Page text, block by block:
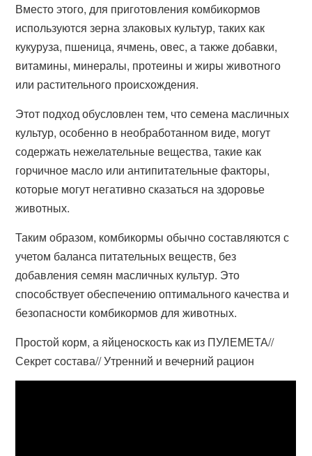
Вместо этого, для приготовления комбикормов
используются зерна злаковых культур, таких как
кукуруза, пшеница, ячмень, овес, а также добавки,
витамины, минералы, протеины и жиры животного
или растительного происхождения.
Этот подход обусловлен тем, что семена масличных
культур, особенно в необработанном виде, могут
содержать нежелательные вещества, такие как
горчичное масло или антипитательные факторы,
которые могут негативно сказаться на здоровье
животных.
Таким образом, комбикормы обычно составляются с
учетом баланса питательных веществ, без
добавления семян масличных культур. Это
способствует обеспечению оптимального качества и
безопасности комбикормов для животных.
Простой корм, а яйценоскость как из ПУЛЕМЕТА//
Секрет состава// Утренний и вечерний рацион